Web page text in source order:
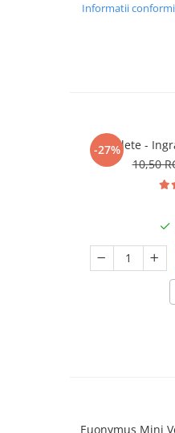
Informatii
-27%
5 Tablete -
10,50
Euonymus Mini